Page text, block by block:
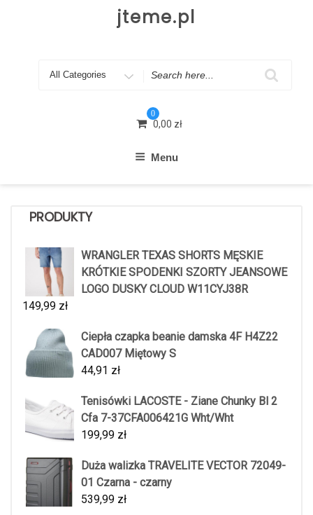
jteme.pl
Search
0
0,00 zł
Menu
PRODUKTY
WRANGLER TEXAS SHORTS MĘSKIE
KRÓTKIE SPODENKI SZORTY JEANSOWE
LOGO DUSKY CLOUD W11CYJ38R
149,99 zł
Ciepła czapka beanie damska 4F H4Z22
CAD007 Miętowy S
44,91 zł
Tenisówki LACOSTE - Ziane Chunky Bl 2
Cfa 7-37CFA006421G Wht/Wht
199,99 zł
Duża walizka TRAVELITE VECTOR 72049-
01 Czarna - czarny
539,99 zł